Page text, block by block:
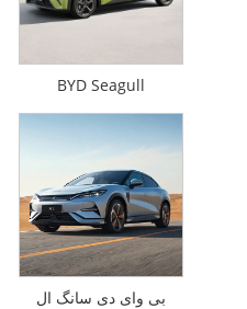
BYD Seagull
بی وای دی سانگ ال